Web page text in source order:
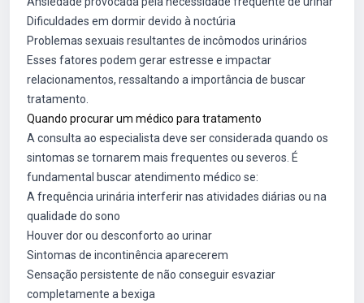
Dificuldades em dormir devido à noctúria
Problemas sexuais resultantes de incômodos urinários
Esses fatores podem gerar estresse e impactar
relacionamentos, ressaltando a importância de buscar
tratamento.
Quando procurar um médico para tratamento
A consulta ao especialista deve ser considerada quando os
sintomas se tornarem mais frequentes ou severos. É
fundamental buscar atendimento médico se:
A frequência urinária interferir nas atividades diárias ou na
qualidade do sono
Houver dor ou desconforto ao urinar
Sintomas de incontinência aparecerem
Sensação persistente de não conseguir esvaziar
completamente a bexiga